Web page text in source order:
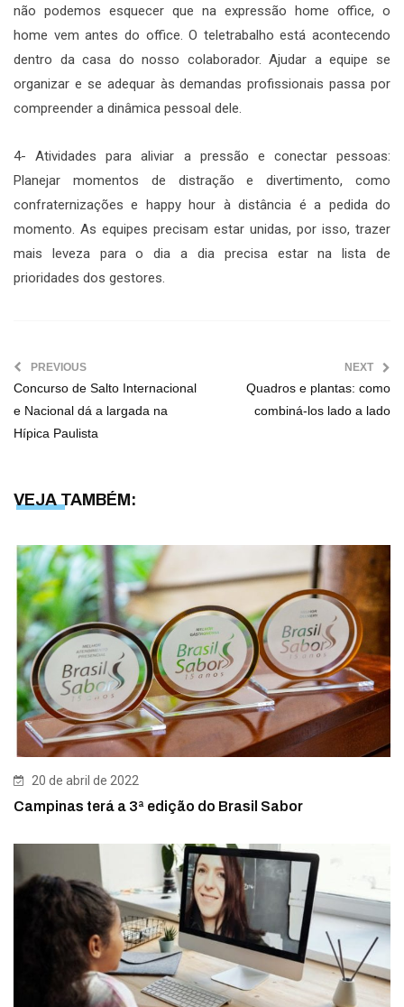
não podemos esquecer que na expressão home office, o
home vem antes do office. O teletrabalho está acontecendo
dentro da casa do nosso colaborador. Ajudar a equipe se
organizar e se adequar às demandas profissionais passa por
compreender a dinâmica pessoal dele.
4- Atividades para aliviar a pressão e conectar pessoas:
Planejar momentos de distração e divertimento, como
confraternizações e happy hour à distância é a pedida do
momento. As equipes precisam estar unidas, por isso, trazer
mais leveza para o dia a dia precisa estar na lista de
prioridades dos gestores.
PREVIOUS
Concurso de Salto Internacional
e Nacional dá a largada na
Hípica Paulista
NEXT
Quadros e plantas: como
combiná-los lado a lado
VEJA TAMBÉM:
20 de abril de 2022
Campinas terá a 3ª edição do Brasil Sabor